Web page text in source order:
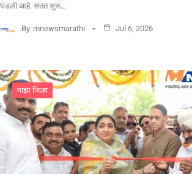
घडली आहे. सतत सुरू…
By mnewsmarathi Jul 6, 2026
माझा जिल्हा